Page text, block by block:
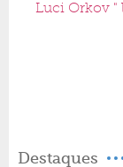
Luci Orkov "
Destaques